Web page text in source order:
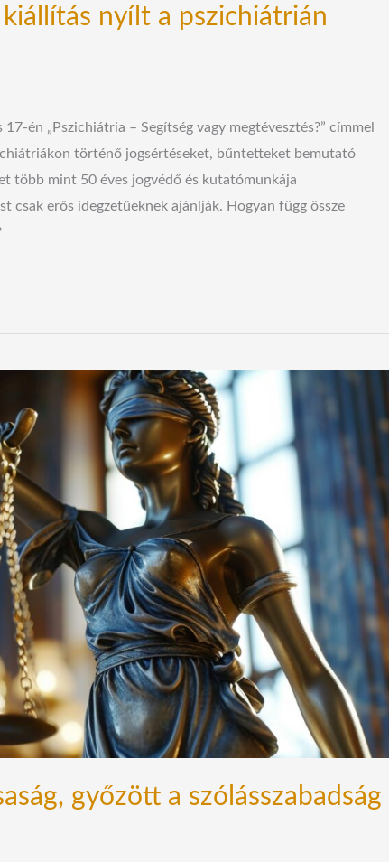
nyílt a pszichiátrián
én „Pszichiátria – Segítség vagy megtévesztés?” címmel
történő jogsértéseket, bűntetteket bemutató
több mint 50 éves jogvédő és kutatómunkája
csak erős idegzetűeknek ajánlják. Hogyan függ össze
győzött a szólásszabadság